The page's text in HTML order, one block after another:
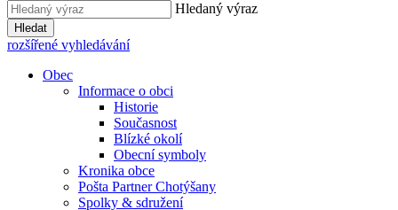
Hledaný výraz
Hledat
rozšířené vyhledávání
Obec
Informace o obci
Historie
Současnost
Blízké okolí
Obecní symboly
Kronika obce
Pošta Partner Chotýšany
Spolky & sdružení